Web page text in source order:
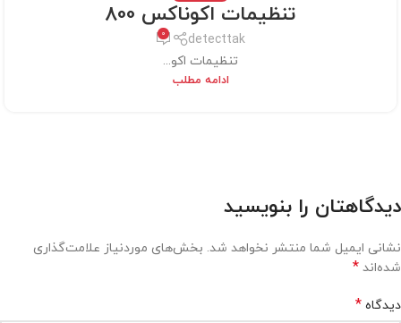
تنظیمات اکوناکس 800
detecttak
0
تنظیمات اکو...
ادامه مطلب
دیدگاهتان را بنویسید
نشانی ایمیل شما منتشر نخواهد شد. بخش‌های موردنیاز علامت‌گذاری
شده‌اند *
دیدگاه *